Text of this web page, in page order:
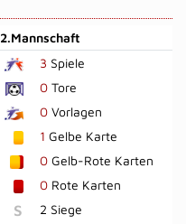
2.Mannschaft
3 Spiele
0Tore
0Vorlagen
1 Gelbe Karte
0Gelb-Rote Karten
0Rote Karten
S 2 Siege